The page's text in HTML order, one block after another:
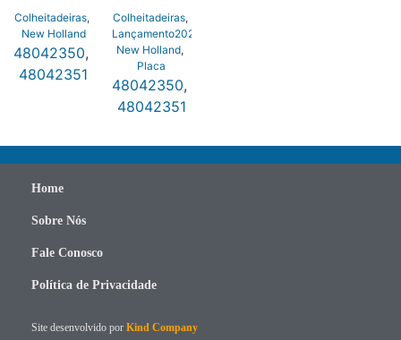
Colheitadeiras,
New Holland
48042350,
48042351
Colheitadeiras,
Lançamento2025
New Holland,
Placa
48042350,
48042351
Home
Sobre Nós
Fale Conosco
Política de Privacidade
Site desenvolvido por Kind Company